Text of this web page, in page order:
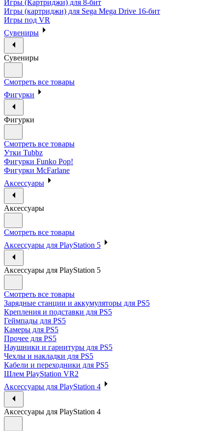
Игры (Картриджи) для 8-бит
Игры (картриджи) для Sega Mega Drive 16-бит
Игры под VR
Сувениры
Сувениры
Смотреть все товары
Фигурки
Фигурки
Смотреть все товары
Утки Tubbz
Фигурки Funko Pop!
Фигурки McFarlane
Аксессуары
Аксессуары
Смотреть все товары
Аксессуары для PlayStation 5
Аксессуары для PlayStation 5
Смотреть все товары
Зарядные станции и аккумуляторы для PS5
Крепления и подставки для PS5
Геймпады для PS5
Камеры для PS5
Прочее для PS5
Наушники и гарнитуры для PS5
Чехлы и накладки для PS5
Кабели и переходники для PS5
Шлем PlayStation VR2
Аксессуары для PlayStation 4
Аксессуары для PlayStation 4